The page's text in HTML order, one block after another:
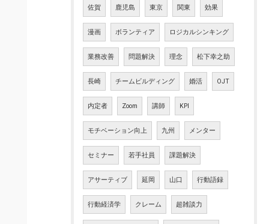
佐賀 鹿児島 東京 関東 効果
漫画 ボランティア ロジカルシンキング
業務改善 問題解決 理念 松下幸之助
長崎 チームビルディング 婚活 OJT
内定者 Zoom 講師 KPI
モチベーション向上 九州 メンター
セミナー 若手社員 課題解決
アサーティブ 延岡 山口 行動語録
行動経済学 クレーム 超雑談力